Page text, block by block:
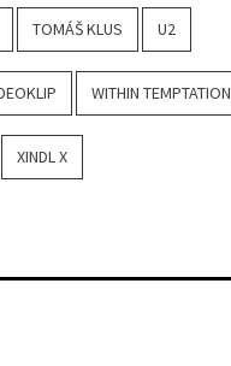
TOMÁŠ KLUS U2
WITHIN TEMPTATION
XINDL X